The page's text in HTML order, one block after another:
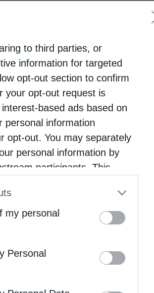
to third parties, or
information for targeted
opt-out section to confirm
your opt-out request is
based ads based on
personal information
opt-out. You may separately
personal information by
participants. This
that may further disclose it to
my personal
Personal
το
στον